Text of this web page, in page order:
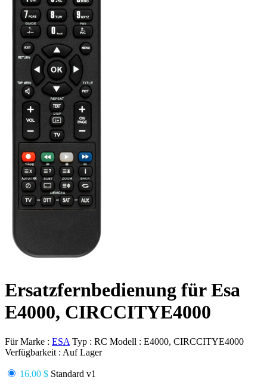
Ersatzfernbedienung für Esa
E4000, CIRCCITYE4000
Für Marke : ESA Typ : RC Modell : E4000, CIRCCITYE4000
Verfügbarkeit : Auf Lager
16.00 $ Standard v1